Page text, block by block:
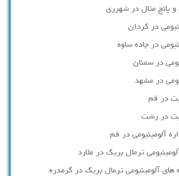
و پانچ متال در شهرری
در کردان
در جاده ساوه
در سمنان
در مشهد
در قم
در رشت
آلومينيومی در قم
ترمال بریک در ملارد
های آلومینیومی ترمال بریک در گرمدره